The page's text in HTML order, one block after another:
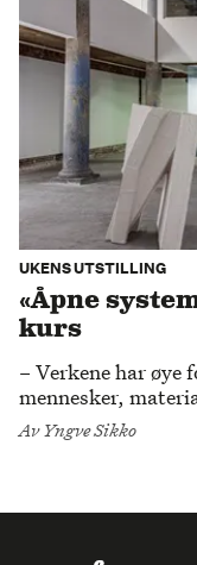
UKENS UTSTILLING
«Åpne
kurs
– Verkene har øye
mennesker,
vi lever i og med,
Wistreich.
Av Yngve Sikko